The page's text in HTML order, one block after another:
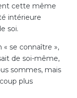
cette même
intérieure
soi.
« se connaître »,
de soi-même,
sommes, mais
plus